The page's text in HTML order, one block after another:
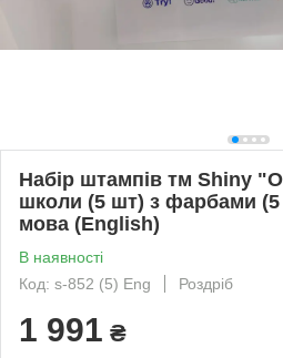
Набір штампів тм Shiny
школи (5 шт) з фарбами (5
мова (English)
В наявності
Код: s-852 (5) Eng
Роздріб
1 991 ₴